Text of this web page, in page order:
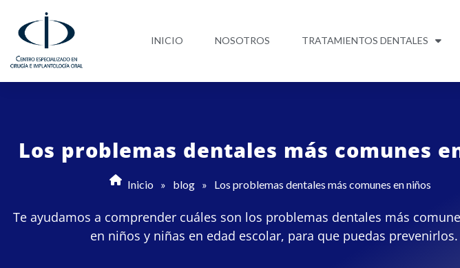
contenido
INICIO NOSOTROS TRATAMIENTOS DENTALES
Los problemas dentales más comunes
Inicio » blog » Los problemas dentales más comunes en niños
Te ayudamos a comprender cuáles son los problemas dentales más
en niños y niñas en edad escolar, para que puedas prevenirlos.